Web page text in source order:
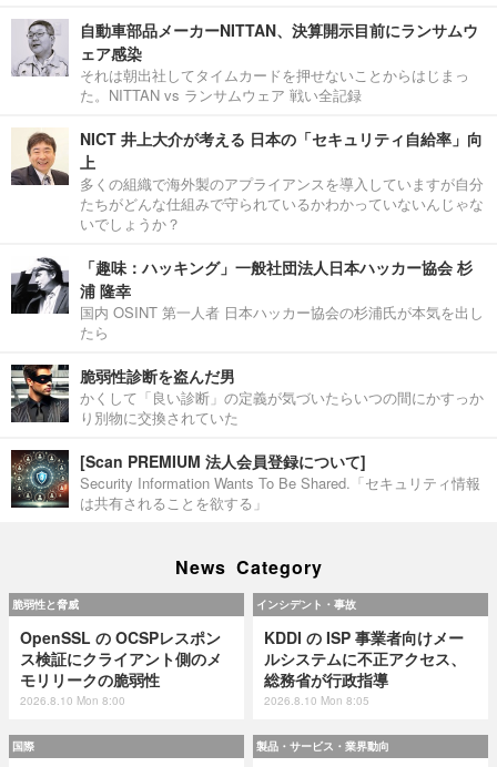
自動車部品メーカーNITTAN、決算開示目前にランサムウ
ェア感染
それは朝出社してタイムカードを押せないことからはじまっ
た。NITTAN vs ランサムウェア 戦い全記録
NICT 井上大介が考える 日本の「セキュリティ自給率」向
上
多くの組織で海外製のアプライアンスを導入していますが自分
たちがどんな仕組みで守られているかわかっていないんじゃな
いでしょうか？
「趣味：ハッキング」一般社団法人日本ハッカー協会 杉
浦 隆幸
国内 OSINT 第一人者 日本ハッカー協会の杉浦氏が本気を出し
たら
脆弱性診断を盗んだ男
かくして「良い診断」の定義が気づいたらいつの間にかすっか
り別物に交換されていた
[Scan PREMIUM 法人会員登録について]
Security Information Wants To Be Shared.「セキュリティ情報
は共有されることを欲する」
News Category
脆弱性と脅威
OpenSSL の OCSPレスポン
ス検証にクライアント側のメ
モリリークの脆弱性
2026.8.10 Mon 8:00
インシデント・事故
KDDI の ISP 事業者向けメー
ルシステムに不正アクセス、
総務省が行政指導
2026.8.10 Mon 8:05
国際 製品・サービス・業界動向